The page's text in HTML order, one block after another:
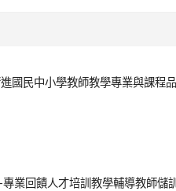
國民中小學教師教學專業與課程
業回饋人才培訓教學輔導教師儲